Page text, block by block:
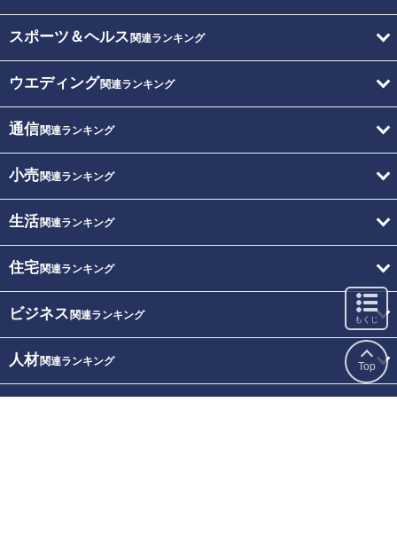
スポーツ＆ヘルス 関連ランキング
ウエディング関連ランキング
通信関連ランキング
小売関連ランキング
生活関連ランキング
住宅関連ランキング
ビジネス 関連ランキング
人材関連ランキング
もくじ
Top